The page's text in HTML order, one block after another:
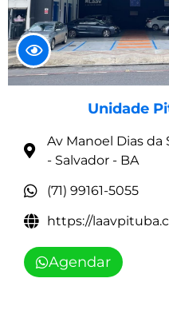
Unidade
Av Manoel Dias da
- Salvador - BA
(71) 99161-5055
https://
Agendar